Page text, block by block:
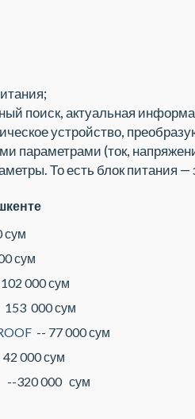
поиск, актуальная
устройство,
параметрами (ток,
То есть блок питания —
сум
сум
000 сум
153 000 сум
-- 77 000 сум
42 000 сум
--320 000 сум